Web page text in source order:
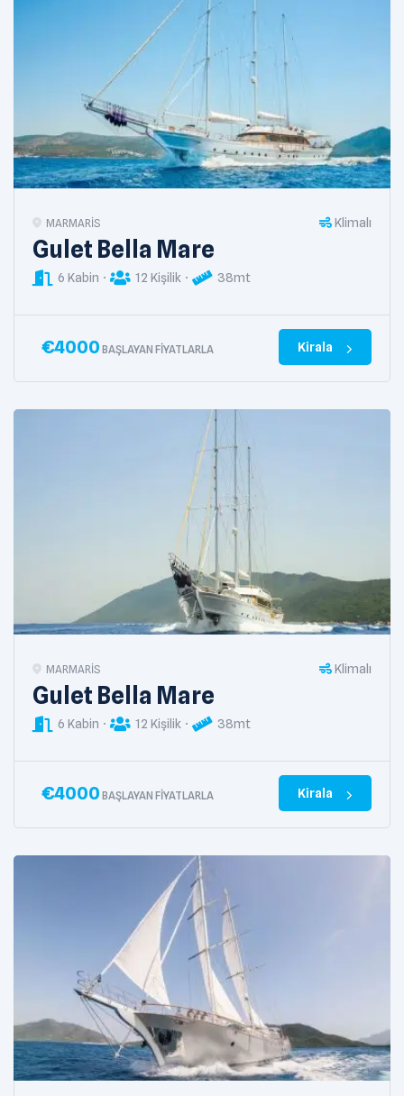
MARMARIS Klimalı
Gulet Bella Mare
6 Kabin 12 Kişilik 38mt
€4000 BAŞLAYAN FIYATLARLA Kirala
MARMARIS Klimalı
Gulet Bella Mare
6 Kabin 12 Kişilik 38mt
€4000 BAŞLAYAN FIYATLARLA Kirala